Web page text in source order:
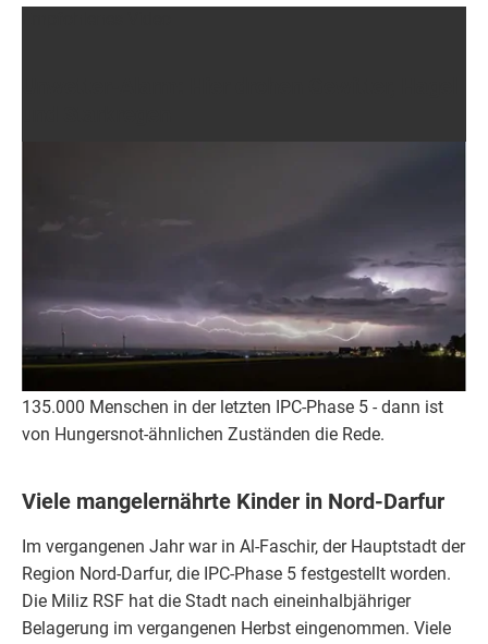
Ernährungsunsicherheit betroffen. 14 Millionen Menschen
sind der Analyse zufolge in der sogenannten IPC-Phase 3,
die von akutem Hunger geprägt ist.
Mehr als 5 Millionen sind in der IPC-Phase 4, mit der ein
135.000 Menschen in der letzten IPC-Phase 5 - dann ist
von Hungersnot-ähnlichen Zuständen die Rede.
Viele mangelernährte Kinder in Nord-Darfur
Im vergangenen Jahr war in Al-Faschir, der Hauptstadt der
Region Nord-Darfur, die IPC-Phase 5 festgestellt worden.
Die Miliz RSF hat die Stadt nach eineinhalbjähriger
Belagerung im vergangenen Herbst eingenommen. Viele